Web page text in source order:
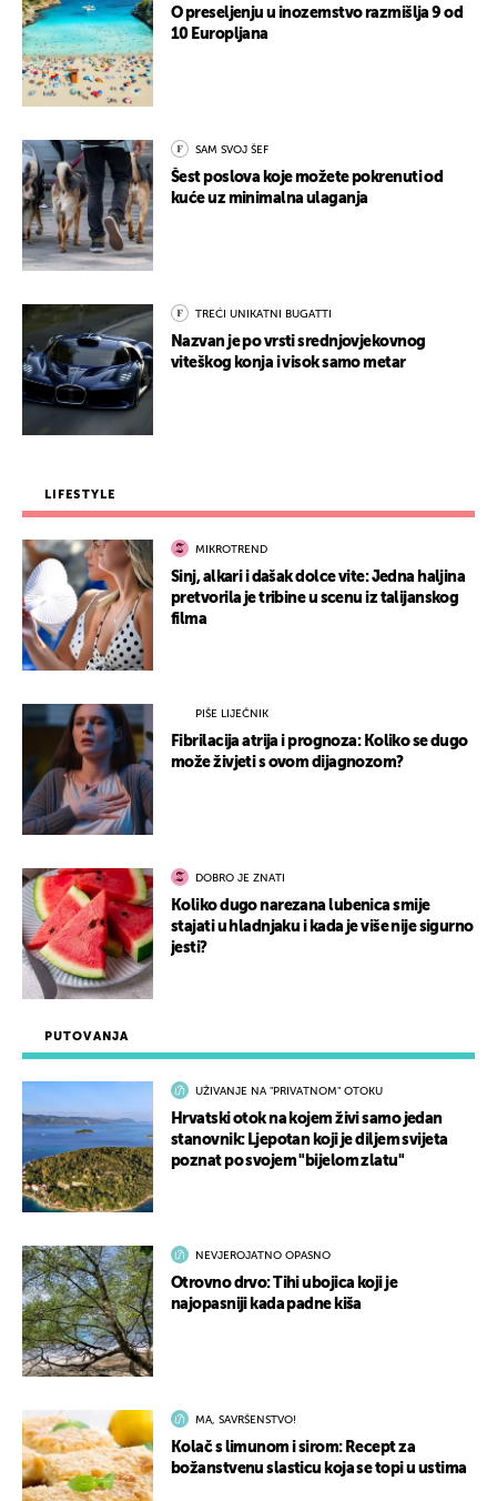
PUTOVANJA
UŽIVANJE NA "PRIVATNOM" OTOKU
Hrvatski otok na kojem živi samo jedan
stanovnik: Ljepotan koji je diljem svijeta
poznat po svojem "bijelom zlatu"
NEVJEROJATNO OPASNO
Otrovno drvo: Tihi ubojica koji je
najopasniji kada padne kiša
MA, SAVRŠENSTVO!
Kolač s limunom i sirom: Recept za
božanstvenu slasticu koja se topi u ustima
O preseljenju u inozemstvo razmišlja 9 od
10 Europljana
SAM SVOJ ŠEF
Šest poslova koje možete pokrenuti od
kuće uz minimalna ulaganja
TREĆI UNIKATNI BUGATTI
Nazvan je po vrsti srednjovjekovnog
viteškog konja i visok samo metar
LIFESTYLE
MIKROTREND
Sinj, alkari i dašak dolce vite: Jedna haljina
pretvorila je tribine u scenu iz talijanskog
filma
PIŠE LIJEČNIK
Fibrilacija atrija i prognoza: Koliko se dugo
može živjeti s ovom dijagnozom?
DOBRO JE ZNATI
Koliko dugo narezana lubenica smije
stajati u hladnjaku i kada je više nije sigurno
jesti?